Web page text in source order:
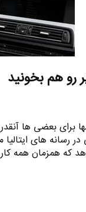
رو هم بخونید
برای بعضی ها
در رسانه های
که همزمان همه